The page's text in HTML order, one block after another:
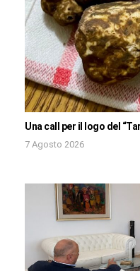
Una call per il logo del
7 Agosto 2026